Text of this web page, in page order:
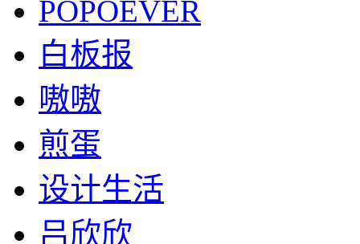
POPOEVER
白板报
嗷嗷
煎蛋
设计生活
吕欣欣